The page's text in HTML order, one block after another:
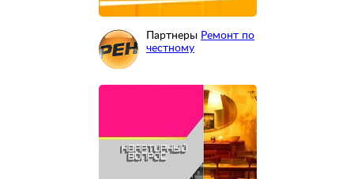
Партнеры Ремонт по
честному